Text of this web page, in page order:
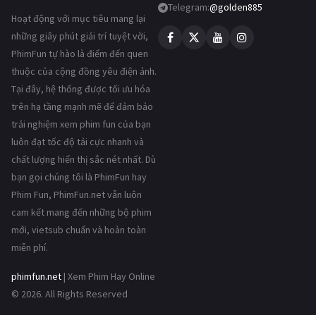
Hoạt động với mục tiêu mang lại
những giây phút giải trí tuyệt vời,
PhimFun tự hào là điểm đến quen
thuộc của cộng đồng yêu điện ảnh.
Tại đây, hệ thống được tối ưu hóa
trên hạ tầng mạnh mẽ để đảm bảo
trải nghiệm xem phim fun của bạn
luôn đạt tốc độ tải cực nhanh và
chất lượng hiển thị sắc nét nhất. Dù
bạn gọi chúng tôi là PhimFun hay
Phim Fun, PhimFun.net vẫn luôn
cam kết mang đến những bộ phim
mới, vietsub chuẩn và hoàn toàn
miễn phí.
phimfun.net | Xem Phim Hay Online
© 2026. All Rights Reserved
Telegram:@golden885